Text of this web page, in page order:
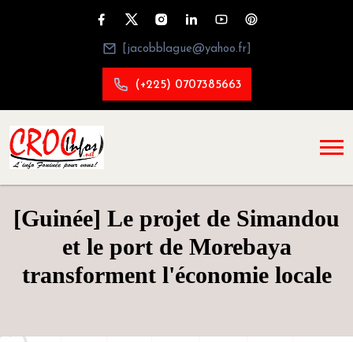
[jacobblague@yahoo.fr]
(+225) 0707385663
[Guinée] Le projet de Simandou
et le port de Morebaya
transforment l'économie locale